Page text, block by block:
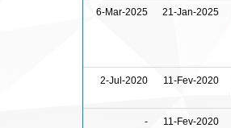
6-Mar-2025 21-Jan-2025
2-Jul-2020 11-Fev-2020
- 11-Fev-2020